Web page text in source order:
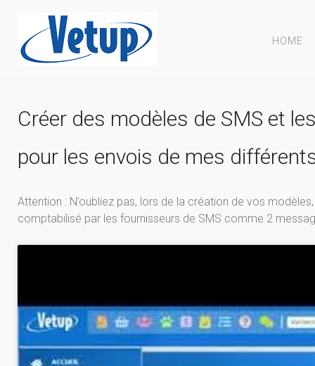
HOME
Créer des modèles de SMS et
pour les envois de mes
Attention : N’oubliez pas, lors de la création de vos
comptabilisé par les fournisseurs de SMS comme 2